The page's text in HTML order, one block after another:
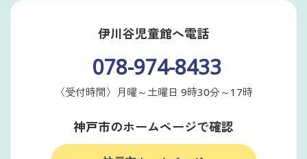
伊川谷児童館へ電話
078-974-8433
〈受付時間〉月曜～土曜日 9時30分～17時
神戸市のホームページで確認